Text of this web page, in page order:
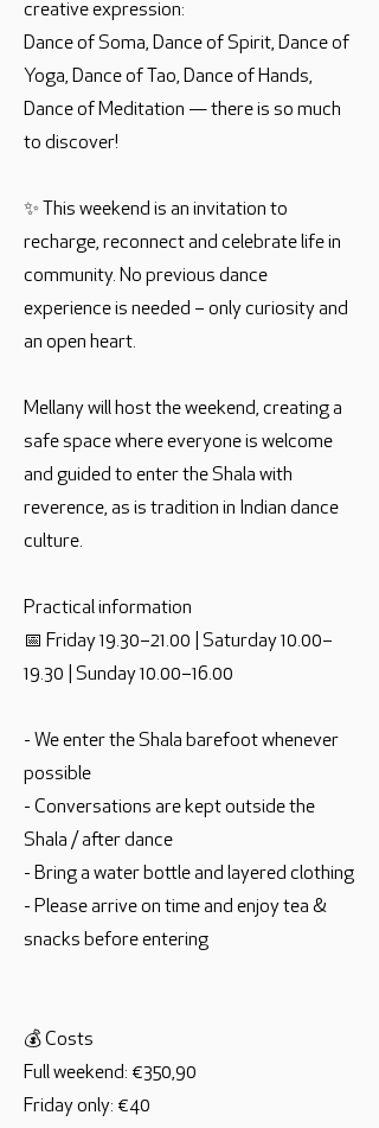
creative expression:
Dance of Soma, Dance of Spirit, Dance of
Yoga, Dance of Tao, Dance of Hands,
Dance of Meditation — there is so much
to discover!
✨ This weekend is an invitation to
recharge, reconnect and celebrate life in
community. No previous dance
experience is needed – only curiosity and
an open heart.
Mellany will host the weekend, creating a
safe space where everyone is welcome
and guided to enter the Shala with
reverence, as is tradition in Indian dance
culture.
Practical information
📅 Friday 19.30–21.00 | Saturday 10.00–
19.30 | Sunday 10.00–16.00
- We enter the Shala barefoot whenever
possible
- Conversations are kept outside the
Shala / after dance
- Bring a water bottle and layered clothing
- Please arrive on time and enjoy tea &
snacks before entering
💰 Costs
Full weekend: €350,90
Friday only: €40